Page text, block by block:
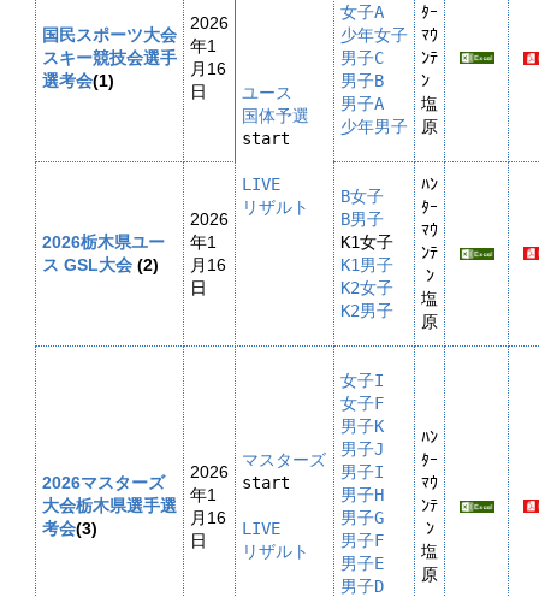
国民スポーツ大会
スキー競技会選手
選考会(1)
2026
年1
月16
日
ユース
国体予選
start
LIVE
女子A
少年女子
男子C
男子B
男子A
少年男子
ﾀｰ
ﾏｳ
ﾝﾃ
ﾝ
塩
原
2026栃木県ユー
ス GSL大会 (2)
2026
年1
月16
日
B女子
B男子
K1男子
K2女子
K2男子
ﾊﾝ
ﾀｰ
ﾏｳ
ﾝﾃ
ﾝ
塩
原
2026マスターズ
大会栃木県選手選
考会(3)
2026
年1
月16
日
マスターズ
start
LIVE
女子I
女子F
男子K
男子J
男子I
男子H
男子G
男子F
男子E
男子D
ﾊﾝ
ﾀｰ
ﾏｳ
ﾝﾃ
ﾝ
塩
原